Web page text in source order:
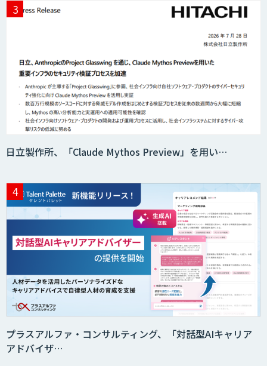
日立製作所、「Claude Mythos Preview」を用い…
プラスアルファ・コンサルティング、「対話型AIキャリア
アドバイザ…